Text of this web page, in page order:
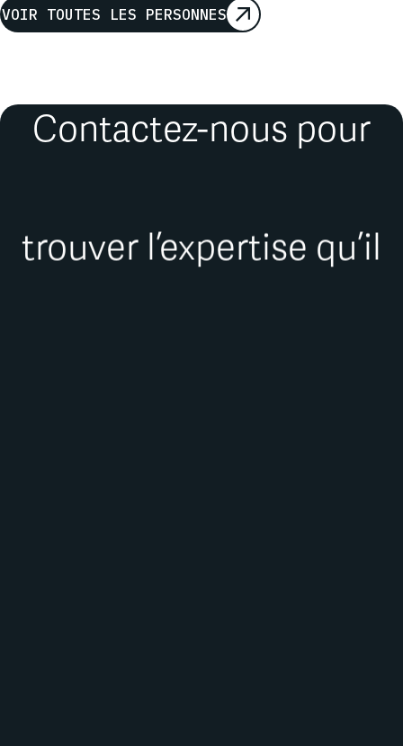
technologiques
innovantspourl'analyse
destinéesà des analyses de fusion et de concurrence.
VOIR TOUTES LES PERSONNES
Contactez-nous pour
trouver l’expertise qu’il